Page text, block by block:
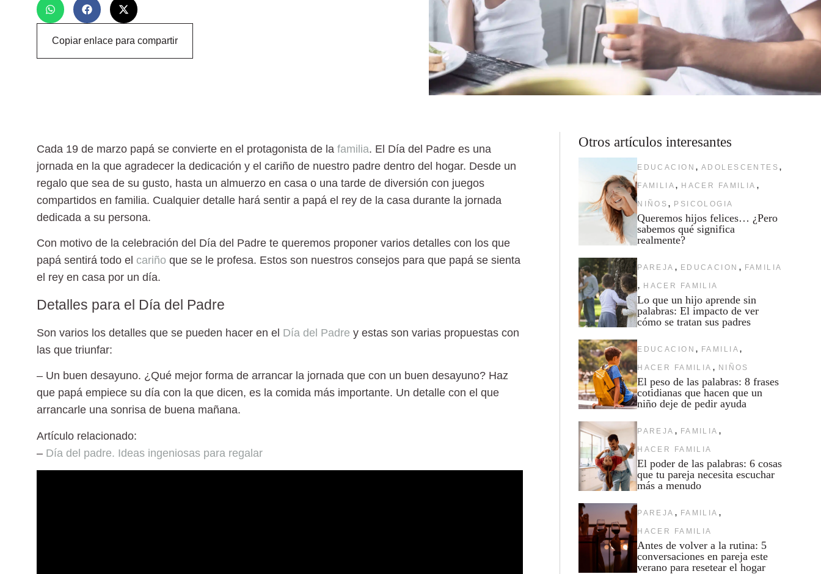
Copiar enlace para compartir
Cada 19 de marzo papá se convierte en el protagonista de la familia. El Día del Padre es una
jornada en la que agradecer la dedicación y el cariño de nuestro padre dentro del hogar. Desde un
regalo que sea de su gusto, hasta un almuerzo en casa o una tarde de diversión con juegos
compartidos en familia. Cualquier detalle hará sentir a papá el rey de la casa durante la jornada
dedicada a su persona.
Con motivo de la celebración del Día del Padre te queremos proponer varios detalles con los que
papá sentirá todo el cariño que se le profesa. Estos son nuestros consejos para que papá se sienta
el rey en casa por un día.
Detalles para el Día del Padre
Son varios los detalles que se pueden hacer en el Día del Padre y estas son varias propuestas con
las que triunfar:
– Un buen desayuno. ¿Qué mejor forma de arrancar la jornada que con un buen desayuno? Haz
que papá empiece su día con la que dicen, es la comida más importante. Un detalle con el que
arrancarle una sonrisa de buena mañana.
Artículo relacionado:
– Día del padre. Ideas ingeniosas para regalar
Otros artículos interesantes
EDUCACION , ADOLESCENTES ,
FAMILIA , HACER FAMILIA ,
NIÑOS , PSICOLOGIA
Queremos hijos felices… ¿Pero
sabemos qué significa
realmente?
PAREJA , EDUCACION , FAMILIA
, HACER FAMILIA
Lo que un hijo aprende sin
palabras: El impacto de ver
cómo se tratan sus padres
EDUCACION , FAMILIA ,
HACER FAMILIA , NIÑOS
El peso de las palabras: 8 frases
cotidianas que hacen que un
niño deje de pedir ayuda
PAREJA , FAMILIA ,
HACER FAMILIA
El poder de las palabras: 6 cosas
que tu pareja necesita escuchar
más a menudo
PAREJA , FAMILIA ,
HACER FAMILIA
Antes de volver a la rutina: 5
conversaciones en pareja este
verano para resetear el hogar